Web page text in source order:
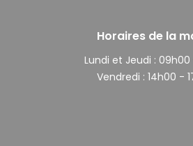
Horaires de la
Lundi et Jeudi : 09h00
Vendredi : 14h00 -